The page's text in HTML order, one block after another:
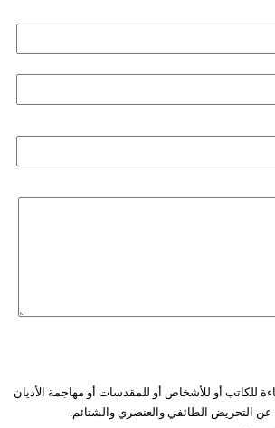
علوم
مدوَّنات
أبراج
للكاتب أو للأشخاص أو للمقدسات أو مهاجمة الأديان
عن التحريض الطائفي والعنصري والشتائم.